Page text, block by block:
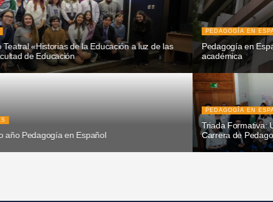
PEDAGOGÍA EN ESPAÑOL
Pedagogía en Español celebra 90 años de historia y excelencia
académica
Triada Formativa: Un Encuentro de Reflexión y Aprendizaje en la
Carrera de Pedagogía en Español